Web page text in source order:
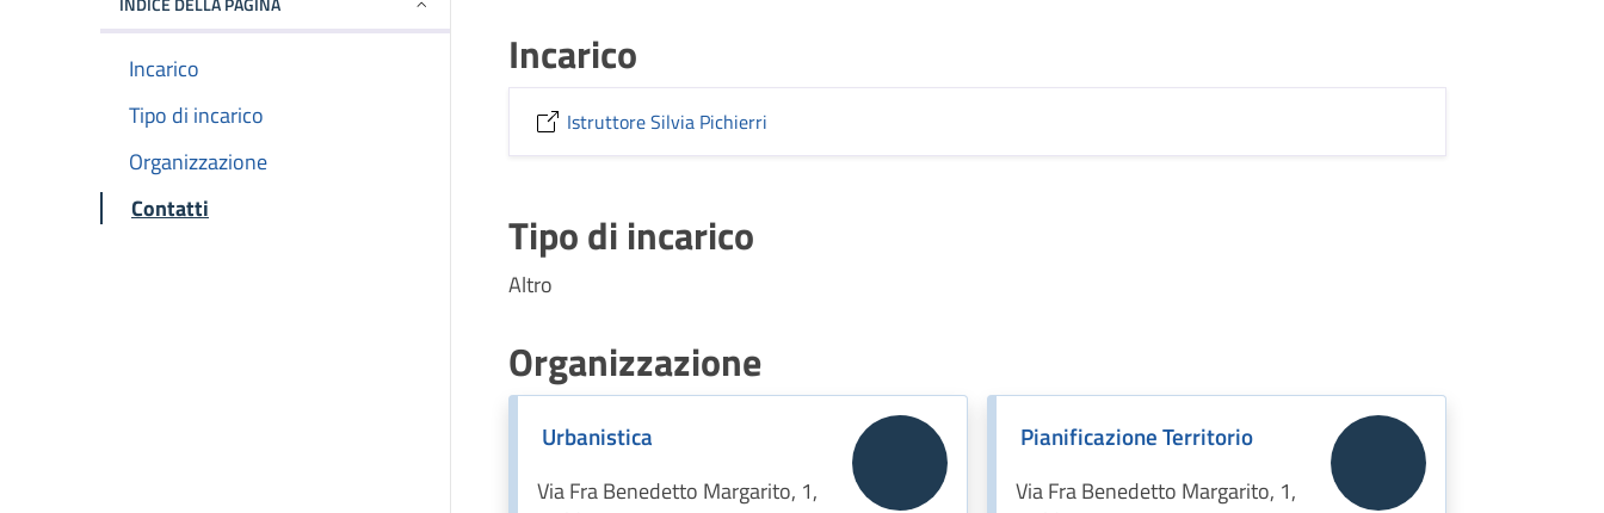
Incarico
Tipo di incarico
Organizzazione
Contatti
Incarico
Istruttore Silvia Pichierri
Tipo di incarico
Altro
Organizzazione
Urbanistica
Via Fra Benedetto Margarito, 1,
Pianificazione Territorio
Via Fra Benedetto Margarito, 1,